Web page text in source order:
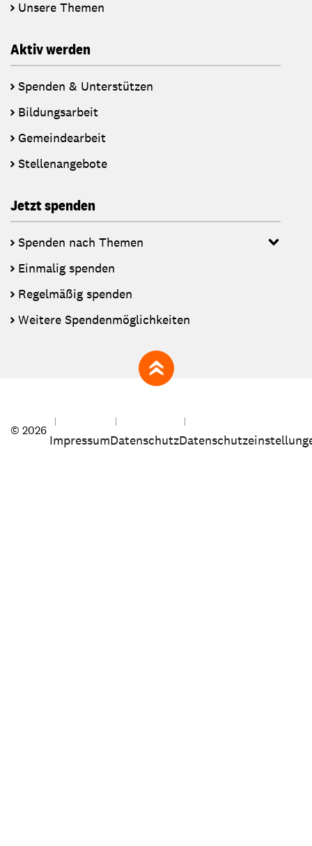
Unsere Themen
Aktiv werden
Spenden & Unterstützen
Bildungsarbeit
Gemeindearbeit
Stellenangebote
Jetzt spenden
Spenden nach Themen
Einmalig spenden
Regelmäßig spenden
Weitere Spendenmöglichkeiten
zum Seitenanfang
© 2026
ImpressumDatenschutz